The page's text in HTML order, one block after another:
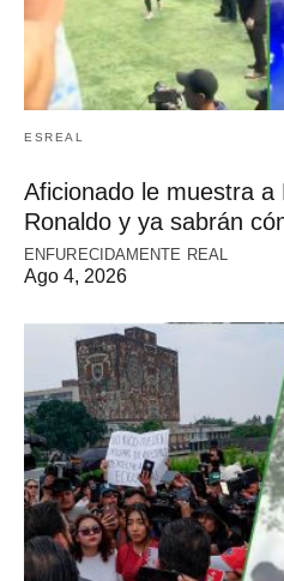
ESREAL
Aficionado le muestra
Ronaldo y ya sabrán
ENFURECIDAMENTE REAL
Ago 4, 2026